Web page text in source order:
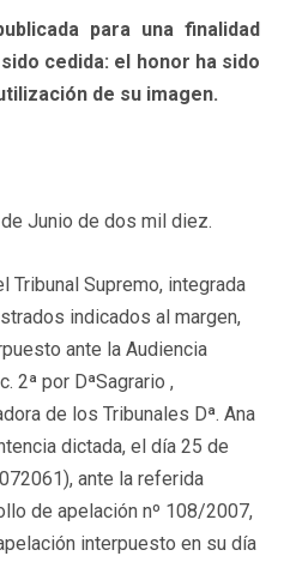
para una finalidad
cedida: el honor ha sido
de su imagen.
Junio de dos mil diez.
Tribunal Supremo, integrada
indicados al margen,
ante la Audiencia
2ª por DªSagrario ,
de los Tribunales Dª. Ana
dictada, el día 25 de
ante la referida
de apelación nº 108/2007,
interpuesto en su día